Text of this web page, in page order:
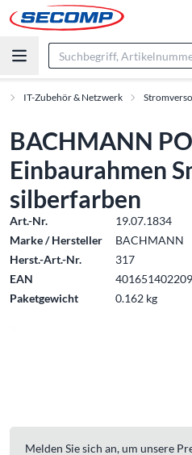
IT-Zubehör & Netzwerk
BACHMANN
Einbaurahmen
silberfarben
Art.-Nr.
19.07.1834
Marke / Hersteller
BACHMANN
Herst.-Art.-Nr.
317
EAN
Paketgewicht
0.162 kg
Melden Sie sich an, um unsere